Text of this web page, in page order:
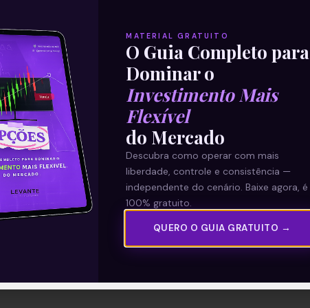
MATERIAL GRATUITO
O Guia Completo para
Dominar o
Investimento Mais
Flexível
do Mercado
Descubra como operar com mais
liberdade, controle e consistência —
independente do cenário. Baixe agora, é
100% gratuito.
QUERO O GUIA GRATUITO →